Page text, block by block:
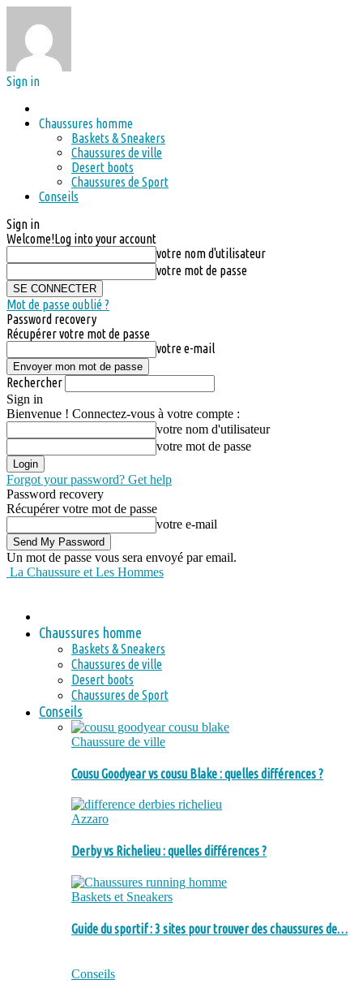
Sign in
Chaussures homme
Baskets & Sneakers
Chaussures de ville
Desert boots
Chaussures de Sport
Conseils
Sign in
Welcome!Log into your account
votre nom d'utilisateur
votre mot de passe
Mot de passe oublié ?
Password recovery
Récupérer votre mot de passe
votre e-mail
Rechercher
Sign in
Bienvenue ! Connectez-vous à votre compte :
votre nom d'utilisateur
votre mot de passe
Forgot your password? Get help
Password recovery
Récupérer votre mot de passe
votre e-mail
Un mot de passe vous sera envoyé par email.
La Chaussure et Les Hommes
Chaussures homme
Baskets & Sneakers
Chaussures de ville
Desert boots
Chaussures de Sport
Conseils
Chaussure de ville
Cousu Goodyear vs cousu Blake : quelles différences ?
Azzaro
Derby vs Richelieu : quelles différences ?
Baskets et Sneakers
Guide du sportif : 3 sites pour trouver des chaussures de…
Conseils